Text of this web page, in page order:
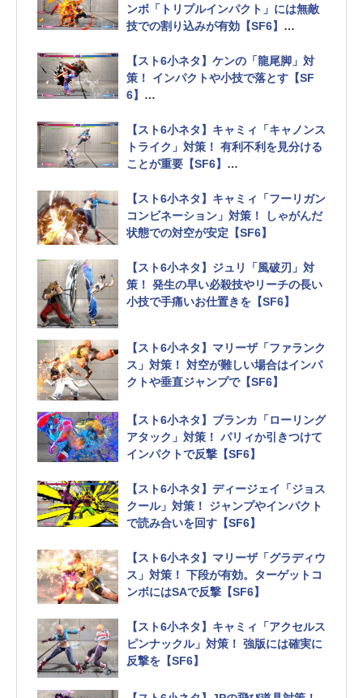
ンボ「トリプルインパクト」には無敵
技での割り込みが有効【SF6】
【スト6小ネタ】ケンの「龍尾脚」対
策！ インパクトや小技で落とす【SF
6】
【スト6小ネタ】キャミィ「キャノンス
トライク」対策！ 有利不利を見分ける
ことが重要【SF6】
【スト6小ネタ】キャミィ「フーリガン
コンビネーション」対策！ しゃがんだ
状態での対空が安定【SF6】
【スト6小ネタ】ジュリ「風破刃」対
策！ 発生の早い必殺技やリーチの長い
小技で手痛いお仕置きを【SF6】
【スト6小ネタ】マリーザ「ファランク
ス」対策！ 対空が難しい場合はインパ
クトや垂直ジャンプで【SF6】
【スト6小ネタ】ブランカ「ローリング
アタック」対策！ パリィか引きつけて
インパクトで反撃【SF6】
【スト6小ネタ】ディージェイ「ジョス
クール」対策！ ジャンプやインパクト
で読み合いを回す【SF6】
【スト6小ネタ】マリーザ「グラディウ
ス」対策！ 下段が有効。ターゲットコ
ンボにはSAで反撃【SF6】
【スト6小ネタ】キャミィ「アクセルス
ピンナックル」対策！ 強版には確実に
反撃を【SF6】